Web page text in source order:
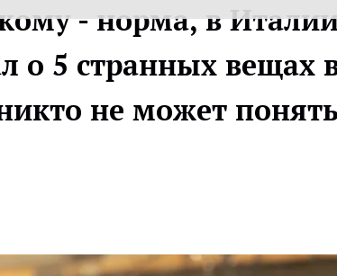
- норма, в
о 5 странных вещах
не может